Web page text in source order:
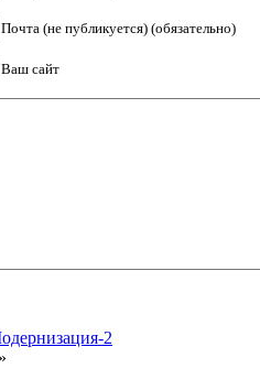
Почта (не публикуется) (обязательно)
Ваш сайт
2
»